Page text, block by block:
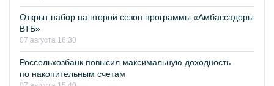
Открыт набор на второй сезон программы «Амбассадоры
ВТБ»
07 августа 16:30
Россельхозбанк повысил максимальную доходность
по накопительным счетам